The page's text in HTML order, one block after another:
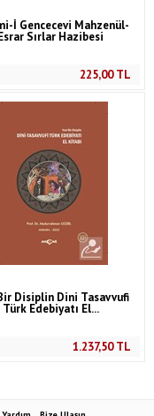
İ Gencecevi Mahzenül-
Sırlar Hazibesi
225,00TL
Disiplin Dini Tasavvufi
Türk Edebiyatı El...
1.237,50TL